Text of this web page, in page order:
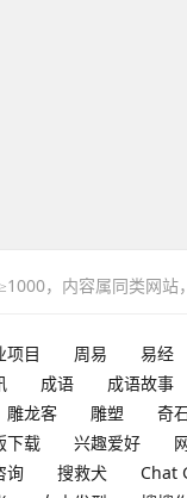
，内容属同类网站
项目 周易 易经
成语 成语故事
雕龙客 雕塑 奇
下载 兴趣爱好
询 搜救犬 Chat